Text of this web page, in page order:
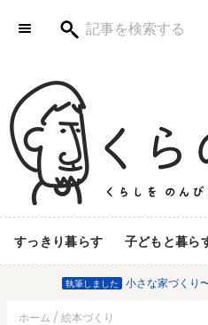
すっきり暮らす 子どもと暮ら
執筆しました 小さな家づくり
ホーム 絵本づくり